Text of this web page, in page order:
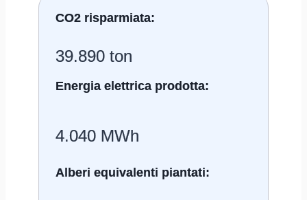
CO2 risparmiata:
39.890 ton
Energia elettrica prodotta:
4.040 MWh
Alberi equivalenti piantati: